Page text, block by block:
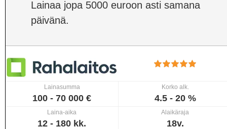
Lainaa jopa 5000 euroon asti samana
päivänä.
Lainasumma
100 - 70 000 €
Korko alk.
4.5 - 20 %
Laina-aika
12 - 180 kk.
Alaikäraja
18v.